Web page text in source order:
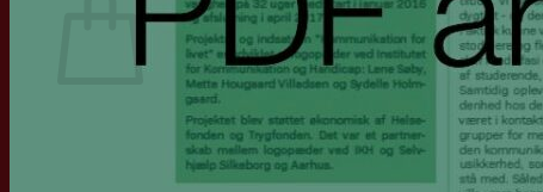
Ingen varer i kurven.
Tilbage til shoppen